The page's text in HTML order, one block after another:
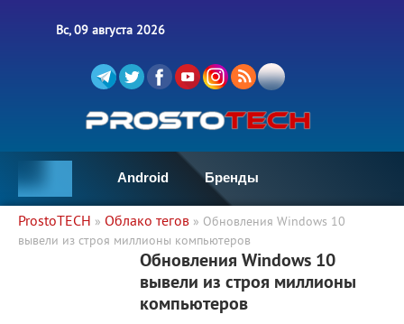
Вс, 09 августа 2026
Android Бренды
ProstoTECH » Облако тегов » Обновления Windows 10
вывели из строя миллионы компьютеров
2 913 0
Обновления Windows 10
вывели из строя миллионы
компьютеров